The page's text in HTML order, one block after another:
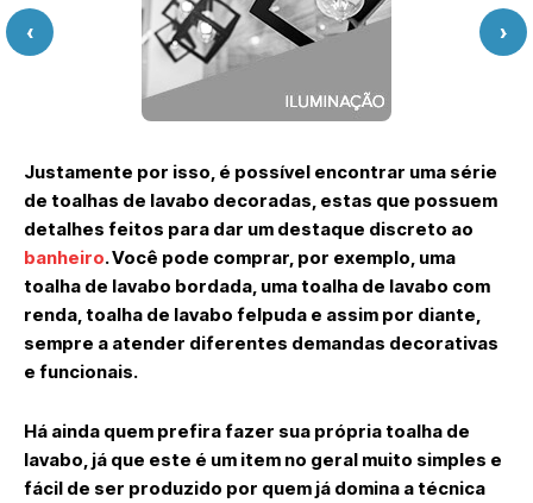
‹ ›
Justamente por isso, é possível encontrar uma série
de toalhas de lavabo decoradas, estas que possuem
detalhes feitos para dar um destaque discreto ao
banheiro. Você pode comprar, por exemplo, uma
toalha de lavabo bordada, uma toalha de lavabo com
renda, toalha de lavabo felpuda e assim por diante,
sempre a atender diferentes demandas decorativas
e funcionais.
Há ainda quem prefira fazer sua própria toalha de
lavabo, já que este é um item no geral muito simples e
fácil de ser produzido por quem já domina a técnica